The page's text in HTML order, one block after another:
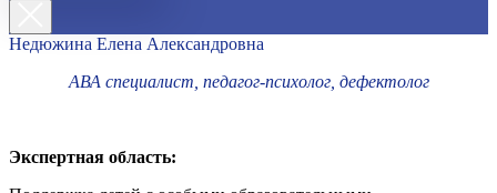
Недюжина Елена Александровна
АВА специалист, педагог-психолог, дефектолог
Экспертная область: